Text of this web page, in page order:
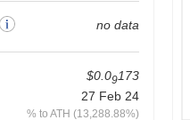
no data
$0.09173
27 Feb 24
% to ATH (13,288.88%)